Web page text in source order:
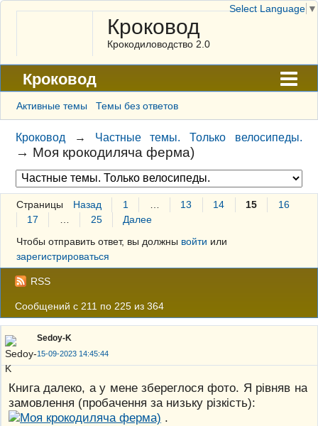
Кроковод
Крокодиловодство 2.0
Кроковод
Форум
Архив
ГАЛЕРЕЯ
Правила
Поиск
Регистрация
Вход
Активные темы Темы без ответов
Кроковод → Частные темы. Только велосипеды.
→ Моя крокодиляча ферма)
Страницы Назад 1 13 14 15
16
17
25
Далее
Чтобы отправить ответ, вы должны войти или
зарегистрироваться
RSS
Сообщений с 211 по 225 из 364
Sedoy-K
15-09-2023 14:45:44
Книга далеко, а у мене збереглося фото. Я рівняв на
замовлення (пробачення за низьку різкість):
.
Select Language ▼